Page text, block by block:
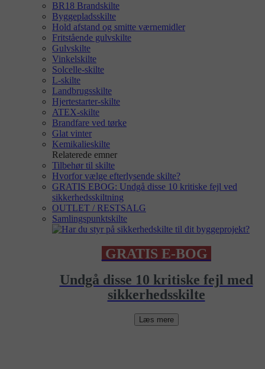
BR18 Brandskilte
Byggepladsskilte
Hold afstand og smitte værnemidler
Fritstående gulvskilte
Gulvskilte
Vinkelskilte
Solcelle-skilte
L-skilte
Landbrugsskilte
Hjertestarter-skilte
ATEX-skilte
Brandfare ved tørke
Glat vinter
Kemikalieskilte
Relaterede emner
Tilbehør til skilte
Hvorfor vælge efterlysende skilte?
GRATIS EBOG: Undgå disse 10 kritiske fejl ved
sikkerhedsskiltning
OUTLET / RESTSALG
Samlingspunktskilte
GRATIS E-BOG
Undgå disse 10 kritiske fejl med
sikkerhedsskilte
Læs mere